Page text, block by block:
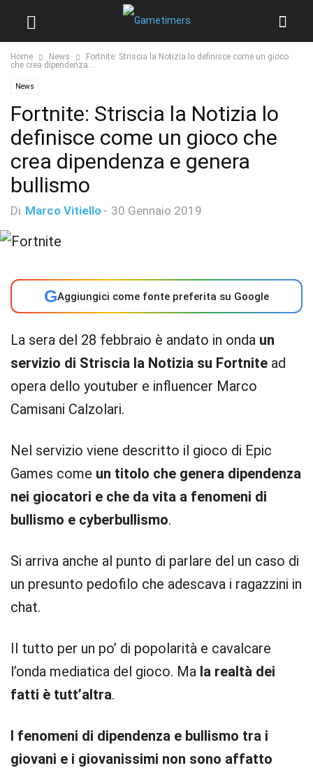
Home News
Fortnite: Striscia la Notizia lo definisce come un gioco
che crea dipendenza...
News
Fortnite: Striscia la Notizia lo
definisce come un gioco che
crea dipendenza e genera
bullismo
Di Marco Vitiello - 30 Gennaio 2019
GAggiungici come fonte preferita su Google
La sera del 28 febbraio è andato in onda un
servizio di Striscia la Notizia su Fortnite ad
opera dello youtuber e influencer Marco
Camisani Calzolari.
Nel servizio viene descritto il gioco di Epic
Games come un titolo che genera dipendenza
nei giocatori e che da vita a fenomeni di
bullismo e cyberbullismo.
Si arriva anche al punto di parlare del un caso di
un presunto pedofilo che adescava i ragazzini in
chat.
Il tutto per un po’ di popolarità e cavalcare
l’onda mediatica del gioco. Ma la realtà dei
fatti è tutt’altra.
I fenomeni di dipendenza e bullismo tra i
giovani e i giovanissimi non sono affatto